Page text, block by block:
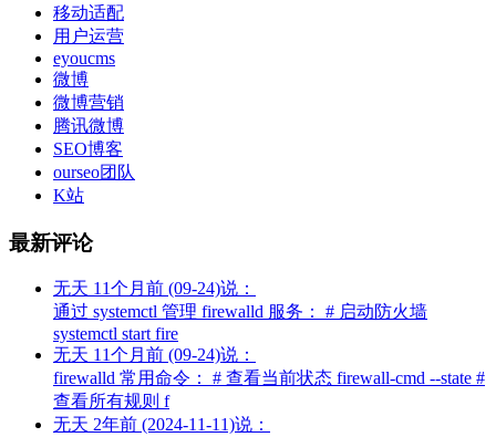
移动适配
用户运营
eyoucms
微博
微博营销
腾讯微博
SEO博客
ourseo团队
K站
最新评论
无天 11个月前 (09-24)说：
通过 systemctl 管理 firewalld 服务： # 启动防火墙
systemctl start fire
无天 11个月前 (09-24)说：
firewalld 常用命令： # 查看当前状态 firewall-cmd --state #
查看所有规则 f
无天 2年前 (2024-11-11)说：